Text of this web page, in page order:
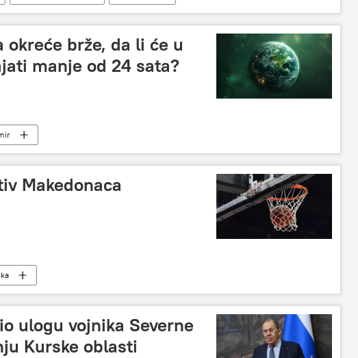
okreće brže, da li će u
manje od 24 sata?
Makedonaca
ulogu vojnika Severne
Kurske oblasti